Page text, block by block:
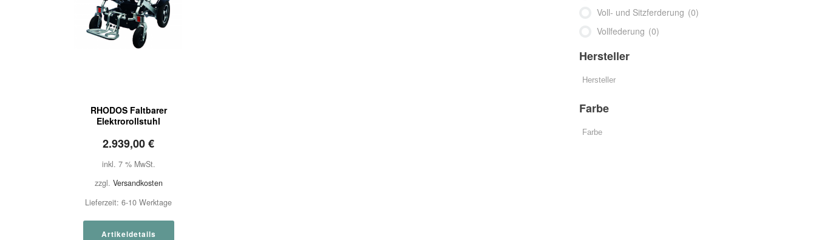
RHODOS Faltbarer
Elektrorollstuhl
2.939,00€
inkl. 7 % MwSt.
zzgl. Versandkosten
Lieferzeit:6-10 Werktage
Artikeldetails
Voll- und Sitzferderung (0)
Vollfederung (0)
Hersteller
Farbe